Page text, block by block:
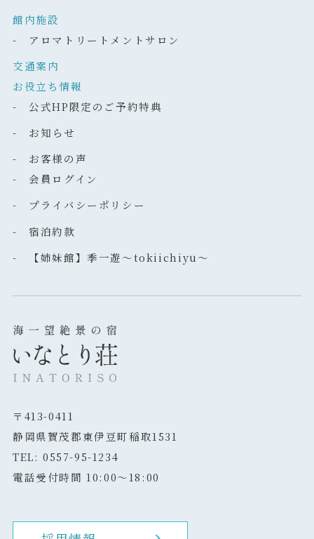
館内施設
- アロマトリートメントサロン
交通案内
お役立ち情報
- 公式HP限定のご予約特典
- お知らせ
- お客様の声
- 会員ログイン
- プライバシーポリシー
- 宿泊約款
- 【姉妹館】季一遊～tokiichiyu～
〒413-0411
静岡県賀茂郡東伊豆町稲取1531
TEL: 0557-95-1234
電話受付時間 10:00～18:00